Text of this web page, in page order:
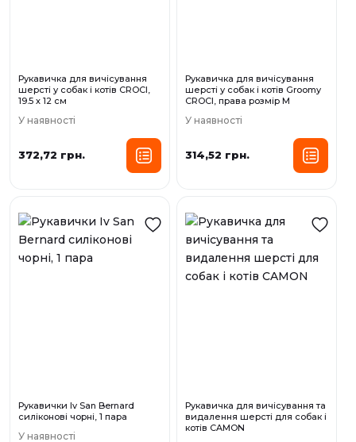
Рукавичка для вичісування
шерсті у собак і котів CROCI,
19.5 х 12 см
У наявності
372,72 грн.
Рукавичка для вичісування
шерсті у собак і котів Groomy
CROCI, права розмір М
У наявності
314,52 грн.
Рукавички Iv San Bernard
силіконові чорні, 1 пара
У наявності
Рукавичка для вичісування та
видалення шерсті для собак і
котів CAMON